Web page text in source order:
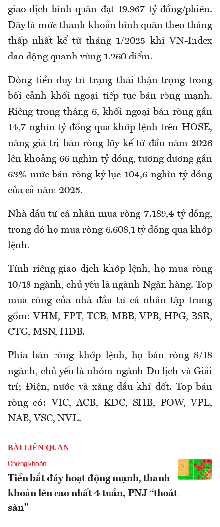
giao dịch bình quân đạt 19.967 tỷ đồng/phiên.
Đây là mức thanh khoản bình quân theo tháng
thấp nhất kể từ tháng 1/2025 khi VN-Index
dao động quanh vùng 1.260 điểm.
Dòng tiền duy trì trạng thái thận trọng trong
bối cảnh khối ngoại tiếp tục bán ròng mạnh.
Riêng trong tháng 6, khối ngoại bán ròng gần
14,7 nghìn tỷ đồng qua khớp lệnh trên HOSE,
nâng giá trị bán ròng lũy kế từ đầu năm 2026
lên khoảng 66 nghìn tỷ đồng, tương đương gần
63% mức bán ròng kỷ lục 104,6 nghìn tỷ đồng
của cả năm 2025.
Nhà đầu tư cá nhân mua ròng 7.189,4 tỷ đồng,
trong đó họ mua ròng 6.608,1 tỷ đồng qua khớp
lệnh.
Tính riêng giao dịch khớp lệnh, họ mua ròng
10/18 ngành, chủ yếu là ngành Ngân hàng. Top
mua ròng của nhà đầu tư cá nhân tập trung
gồm: VHM, FPT, TCB, MBB, VPB, HPG, BSR,
CTG, MSN, HDB.
Phía bán ròng khớp lệnh, họ bán ròng 8/18
ngành, chủ yếu là nhóm ngành Du lịch và Giải
trí; Điện, nước và xăng dầu khí đốt. Top bán
ròng có: VIC, ACB, KDC, SHB, POW, VPL,
NAB, VSC, NVL.
BÀI LIÊN QUAN
Chứng khoán
Tiền bắt đáy hoạt động mạnh, thanh
khoản lên cao nhất 4 tuần, PNJ “thoát
sàn”